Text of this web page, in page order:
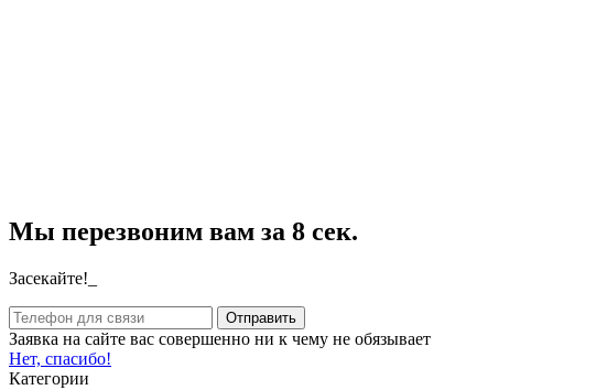
Мы перезвоним вам за 8 сек.
Засекайте!_
Заявка на сайте вас совершенно ни к чему не обязывает
Нет, спасибо!
Категории